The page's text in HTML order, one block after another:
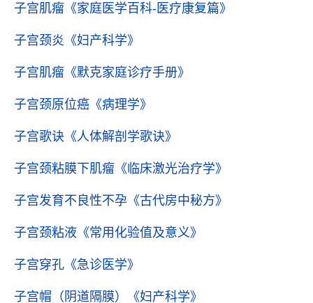
子宫肌瘤 《家庭医学百科-医疗康复篇》
子宫颈炎 《妇产科学》
子宫肌瘤 《默克家庭诊疗手册》
子宫颈原位癌 《病理学》
子宫歌诀 《人体解剖学歌诀》
子宫颈粘膜下肌瘤 《临床激光治疗学》
子宫发育不良性不孕 《古代房中秘方》
子宫颈粘液 《常用化验值及意义》
子宫穿孔 《急诊医学》
子宫帽（阴道隔膜） 《妇产科学》